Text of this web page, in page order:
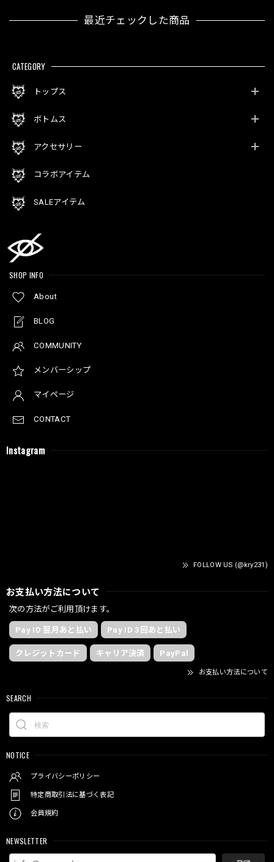
最近チェックした商品
CATEGORY
トップス
ボトムス
アクセサリー
コラボアイテム
SALEアイテム
SHOP INFO
About
BLOG
COMMUNITY
メンバーシップ
マイページ
CONTACT
Instagram
FOLLOW US (@kry231)
お支払い方法について
次の方法がご利用頂けます。
Pay ID 翌月あと払い Pay ID 3回あと払い
クレジットカード キャリア決済 PayPal
お支払い方法について
SEARCH
NOTICE
プライバシーポリシー
特定商取引法に基づく表記
会員規約
NEWSLETTER